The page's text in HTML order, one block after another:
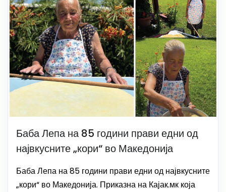
Баба Лепа на 85 години прави едни од
највкусните „кори“ во Македонија
Баба Лепа на 85 години прави едни од највкусните
„кори“ во Македонија. Приказна на Кајак.мк која